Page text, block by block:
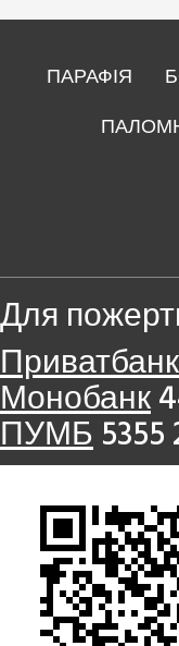
ПАРАФІЯ
Для
Приватбанк
Монобанк
ПУМБ5355